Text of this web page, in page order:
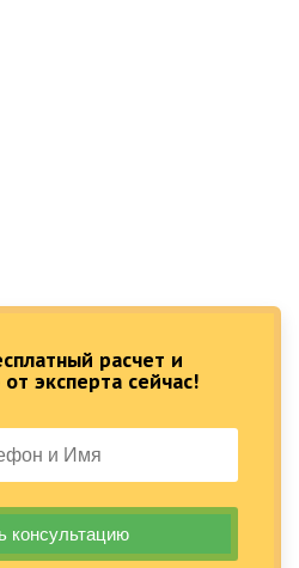
расчет и
эксперта сейчас!